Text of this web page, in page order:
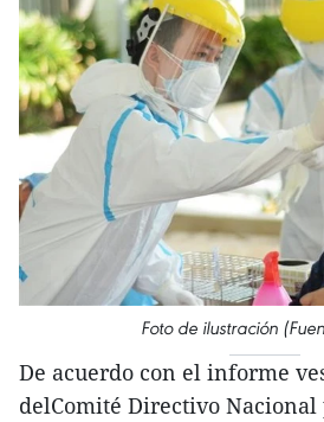
Foto de ilustración
De acuerdo con el informe
delComité Directivo Nacional